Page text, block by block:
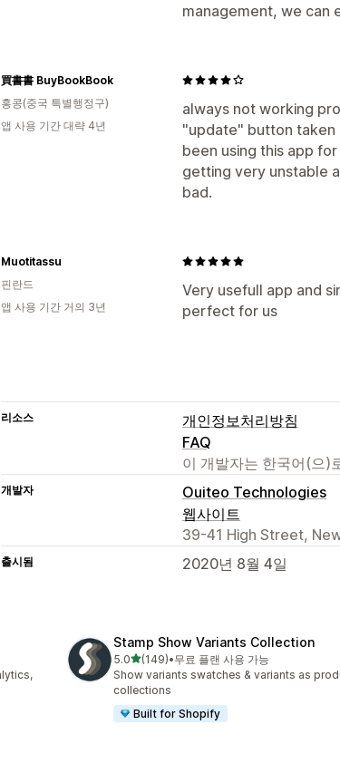
management, we can
always not working
"update" button taken
been using this app
getting very unstable
bad.
買書書 BuyBookBook
홍콩(중국 특별행정구)
앱 사용 기간 대략 4년
Very usefull app and
perfect for us
Muotitassu
핀란드
앱 사용 기간 거의 3년
리소스
개인정보처리방침
FAQ
이 개발자는 한국어(으)
개발자
Ouiteo Technologies
웹사이트
39-41 High Street,
출시됨 2020년 8월 4일
Stamp Show Variants Collection
5.0별 5개 중
(149)
총 리뷰 149개
•무료 플랜 사용 가능
Show variants swatches & variants as
collections
Built for Shopify